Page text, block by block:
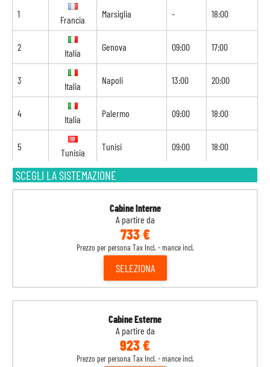
SCEGLI LA SISTEMAZIONE
Cabine Interne
A partire da
733 €
Prezzo per persona Tax Incl. - mance incl.
SELEZIONA
Cabine Esterne
A partire da
923 €
Prezzo per persona Tax Incl. - mance incl.
1
Francia
Marsiglia - 18:00
2
Italia
Genova 09:00 17:00
3
Italia
Napoli 13:00 20:00
4
Italia
Palermo 09:00 18:00
5
Tunisia
Tunisi 09:00 18:00
6 Navigazione
Barcellona
Marsiglia